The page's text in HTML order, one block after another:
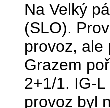
Na Velký
(SLO).
provoz, ale
Grazem
2+1/1. IG-
provoz byl